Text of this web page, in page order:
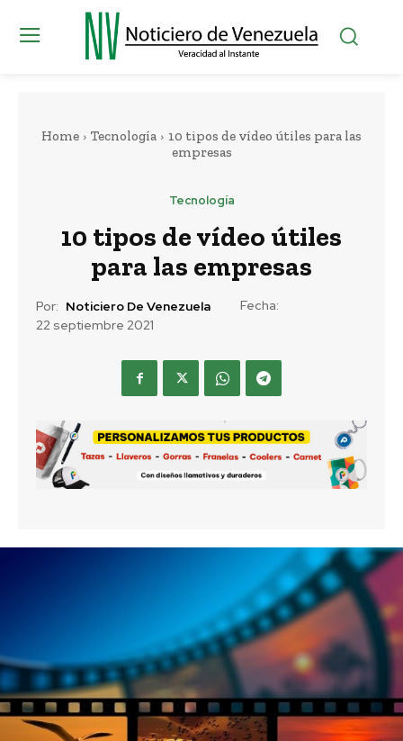
Home Tecnología
10 tipos de vídeo útiles para las
empresas
Tecnología
10 tipos de vídeo útiles
para las empresas
Por: Noticiero De Venezuela
Fecha:
22 septiembre 2021